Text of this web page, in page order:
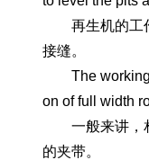
再生机的工作
接缝。
The working
on of full width
一般来讲，相
的夹带。